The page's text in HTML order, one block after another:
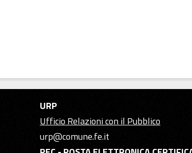
URP
Ufficio Relazioni con il Pubblico
urp@comune.fe.it